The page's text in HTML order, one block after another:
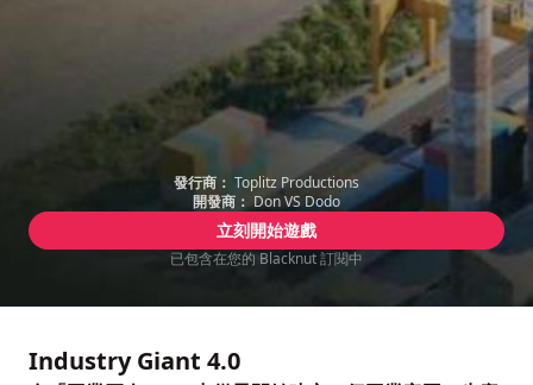
發行商： Toplitz Productions
開發商： Don VS Dodo
立刻開始遊戲
已包含在您的 Blacknut 訂閱中
Industry Giant 4.0